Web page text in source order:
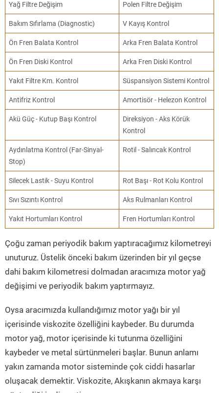
Yağ Filtre Değişim Polen Filtre Değişim
Bakım Sıfırlama (Diagnostic) V Kayış Kontrol
Ön Fren Balata Kontrol Arka Fren Balata Kontrol
Ön Fren Diski Kontrol Arka Fren Diski Kontrol
Yakıt Filtre Km. Kontrol Süspansiyon Sistemi Kontrol
Antifriz Kontrol Amortisör - Helezon Kontrol
Akü Güç - Kutup Başı Kontrol
Direksiyon - Aks Körük
Kontrol
Aydınlatma Kontrol (Far-Sinyal-
Stop)
Rotil - Salıncak Kontrol
Silecek Lastik - Suyu Kontrol Rot Başı - Rot Kolu Kontrol
Sıvı Sızıntı Kontrol Aks Rulmanları Kontrol
Yakıt Hortumları Kontrol Fren Hortumları Kontrol
Çoğu zaman periyodik bakım yaptıracağımız kilometreyi
unuturuz. Üstelik önceki bakım üzerinden bir yıl geçse
dahi bakım kilometresi dolmadan aracımıza motor yağ
değişimi ve periyodik bakım yaptırmayız.
Oysa aracımızda kullandığımız motor yağı bir yıl
içerisinde viskozite özelliğini kaybeder. Bu durumda
motor yağ, motor içerisinde ki tutunma özelliğini
kaybeder ve metal sürtünmeleri başlar. Bunun anlamı
yakın zamanda motor sisteminde çok ciddi hasarlar
oluşacak demektir. Viskozite, Akışkanın akmaya karşı